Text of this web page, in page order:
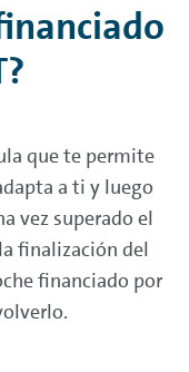
?
que te permite
a ti y luego
vez superado el
finalización del
financiado por